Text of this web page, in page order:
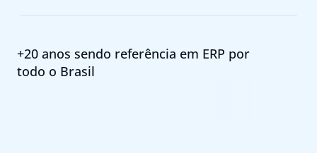
+20 anos sendo referência em ERP por
todo o Brasil